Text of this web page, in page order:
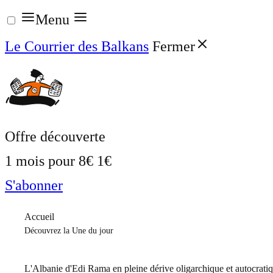
Aller
au
contenu
Menu
Le Courrier des Balkans Fermer
Offre découverte
1 mois pour 8€ 1€
S'abonner
Accueil
Découvrez la Une du jour
L'Albanie d'Edi Rama en pleine dérive oligarchique et